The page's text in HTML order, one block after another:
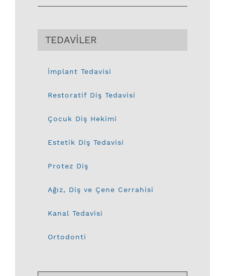
TEDAVİLER
İmplant Tedavisi
Restoratif Diş Tedavisi
Çocuk Diş Hekimi
Estetik Diş Tedavisi
Protez Diş
Ağız, Diş ve Çene Cerrahisi
Kanal Tedavisi
Ortodonti